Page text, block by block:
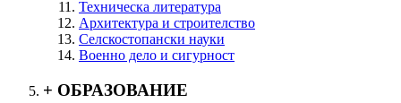
Техническа литература
Архитектура и строителство
Селскостопански науки
Военно дело и сигурност
+ ОБРАЗОВАНИЕ